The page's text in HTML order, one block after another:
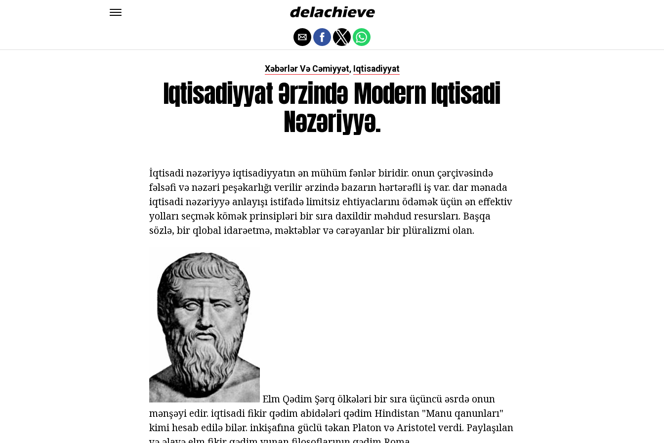
Xəbərlər Və Cəmiyyət, Iqtisadiyyat
Iqtisadiyyat Ərzində Modern Iqtisadi
Nəzəriyyə.
İqtisadi nəzəriyyə iqtisadiyyatın ən mühüm fənlər biridir. onun çərçivəsində
fəlsəfi və nəzəri peşəkarlığı verilir ərzində bazarın hərtərəfli iş var. dar mənada
iqtisadi nəzəriyyə anlayışı istifadə limitsiz ehtiyaclarını ödəmək üçün ən effektiv
yolları seçmək kömək prinsipləri bir sıra daxildir məhdud resursları. Başqa
sözlə, bir qlobal idarəetmə, məktəblər və cərəyanlar bir plüralizmi olan.
Elm Qədim Şərq ölkələri bir sıra üçüncü əsrdə onun
mənşəyi edir. iqtisadi fikir qədim abidələri qədim Hindistan "Manu qanunları"
kimi hesab edilə bilər. inkişafına güclü təkan Platon və Aristotel verdi. Paylaşılan